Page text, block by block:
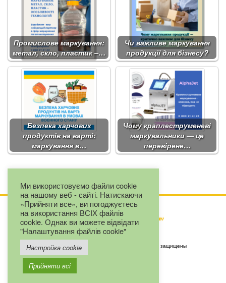
Промислове маркування:
метал, скло, пластик –…
Чи важливе маркування
продукції для бізнесу?
Безпека харчових
продуктів на варті:
маркування в…
Чому краплеструменеві
маркувальники — це
перевірене…
Copyright by ООО "Евроджет" © 2025. Все права защищены
+380 67 2327163
Ми використовуємо файли cookie
на нашому веб - сайті. Натискаючи
«Прийняти все», ви погоджуєтесь
на використання ВСІХ файлів
cookie. Однак ви можете відвідати
"Налаштування файлів cookie"
Настройка сookie
Прийняти всі